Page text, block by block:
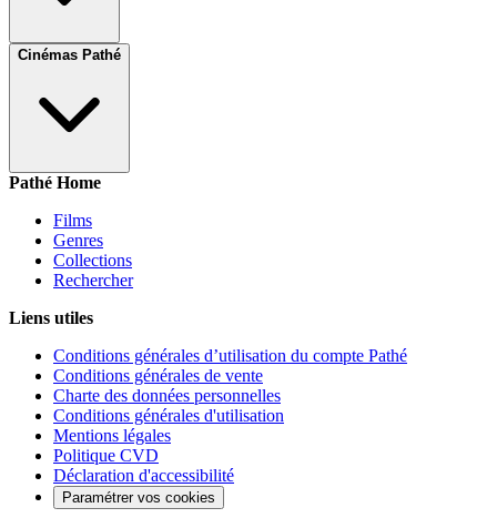
Cinémas Pathé
Pathé Home
Films
Genres
Collections
Rechercher
Liens utiles
Conditions générales d’utilisation du compte Pathé
Conditions générales de vente
Charte des données personnelles
Conditions générales d'utilisation
Mentions légales
Politique CVD
Déclaration d'accessibilité
Paramétrer vos cookies